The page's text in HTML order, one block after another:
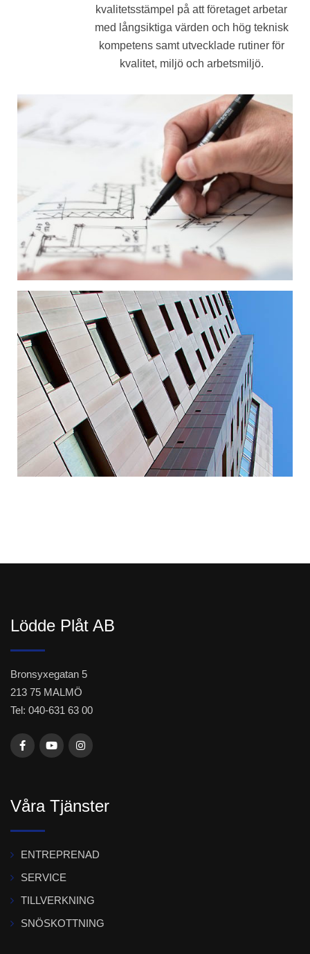
kvalitetsstämpel på att företaget arbetar
med långsiktiga värden och hög teknisk
kompetens samt utvecklade rutiner för
kvalitet, miljö och arbetsmiljö.
Lödde Plåt AB
Bronsyxegatan 5
213 75 MALMÖ
Tel: 040-631 63 00
Våra Tjänster
ENTREPRENAD
SERVICE
TILLVERKNING
SNÖSKOTTNING